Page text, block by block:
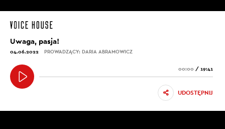
Uwaga, pasja!
04.06.2022 PROWADZĄCY: DARIA ABRAMOWICZ
00:00 / 19:41
UDOSTĘPNIJ